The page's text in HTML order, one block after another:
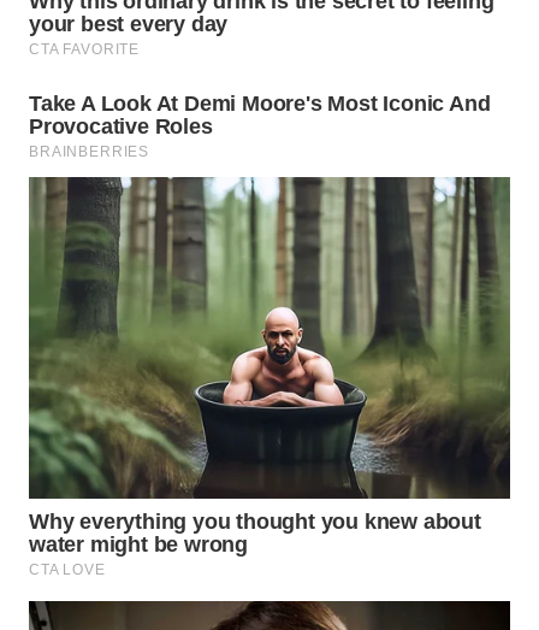
WN
WN
BOGOR
WN
DEPOK
TAPANULI
UTARA
WN
SAMOSIR
WN
PADANG
LAWAS